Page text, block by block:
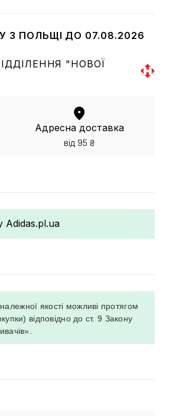
З ПОЛЬЩІ ДО 07.08.2026
"НОВОЇ
Адресна доставка
від 95 ₴
Adidas.pl.ua
якості можливі протягом
відповідно до ст. 9 Закону